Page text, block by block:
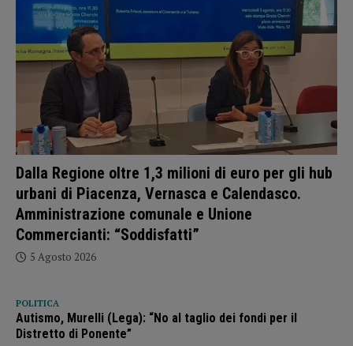
Dalla Regione oltre 1,3 milioni di euro per gli hub
urbani di Piacenza, Vernasca e Calendasco.
Amministrazione comunale e Unione
Commercianti: “Soddisfatti”
5 Agosto 2026
POLITICA
Autismo, Murelli (Lega): “No al taglio dei fondi per il
Distretto di Ponente”